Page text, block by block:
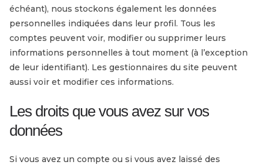
échéant), nous stockons également les données
personnelles indiquées dans leur profil. Tous les
comptes peuvent voir, modifier ou supprimer leurs
informations personnelles à tout moment (à l’exception
de leur identifiant). Les gestionnaires du site peuvent
aussi voir et modifier ces informations.
Les droits que vous avez sur vos
données
Si vous avez un compte ou si vous avez laissé des